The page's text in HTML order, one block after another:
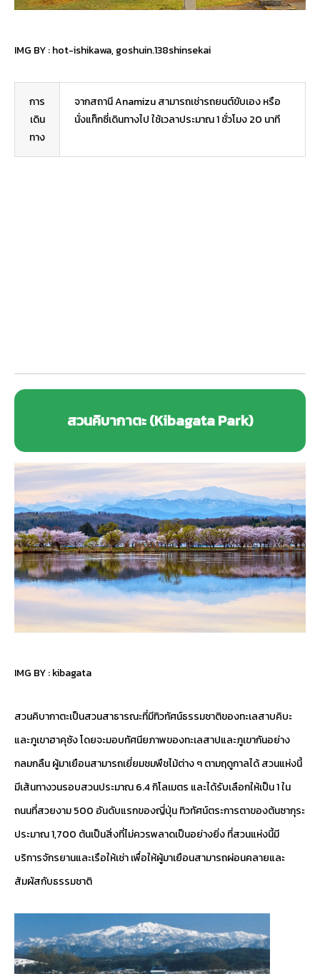
IMG BY :hot-ishikawa,goshuin.138shinsekai
การ
เดิน
ทาง
จากสถานี Anamizu สามารถเช่ารถยนต์ขับเอง หรือ
นั่งแท็กซี่เดินทางไป ใช้เวลาประมาณ 1 ชั่วโมง 20 นาที
สวนคิบากาตะ (Kibagata Park)
IMG BY :kibagata
สวนคิบากาตะเป็นสวนสาธารณะที่มีทิวทัศน์ธรรมชาติของทะเลสาบคิบะ
และภูเขาฮาคุซัง โดยจะมอบทัศนียภาพของทะเลสาปและภูเขากันอย่าง
กลมกลืน ผู้มาเยือนสามารถเยี่ยมชมพืชไม้ต่าง ๆ ตามฤดูกาลได้ สวนแห่งนี้
มีเส้นทางวนรอบสวนประมาณ 6.4 กิโลเมตร และได้รับเลือกให้เป็น 1 ใน
ถนนที่สวยงาม 500 อันดับแรกของญี่ปุ่น ทิวทัศน์ตระการตาของต้นซากุระ
ประมาณ 1,700 ต้นเป็นสิ่งที่ไม่ควรพลาดเป็นอย่างยิ่ง ที่สวนแห่งนี้มี
บริการจักรยานและเรือให้เช่า เพื่อให้ผู้มาเยือนสามารถผ่อนคลายและ
สัมผัสกับธรรมชาติ